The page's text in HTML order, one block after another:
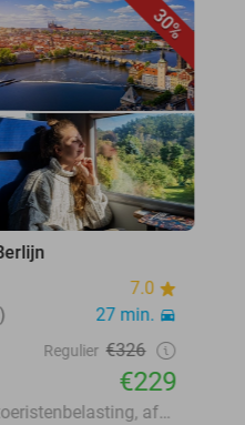
30%
7.0
27 min.
Regulier €326
€229
Excl. ca. €2,20 p.p.p.n. toeristenbelasting, afhankelijk van de bestemming en het hotel